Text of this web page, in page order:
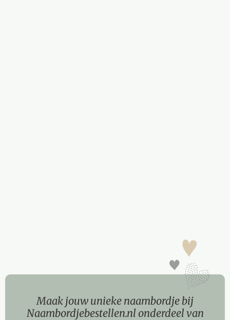
Maak jouw unieke naambordje bij
Naambordjebestellen.nl onderdeel van